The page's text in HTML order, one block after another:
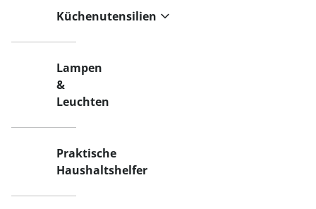
Küchenutensilien
Lampen
&
Leuchten
Praktische
Haushaltshelfer